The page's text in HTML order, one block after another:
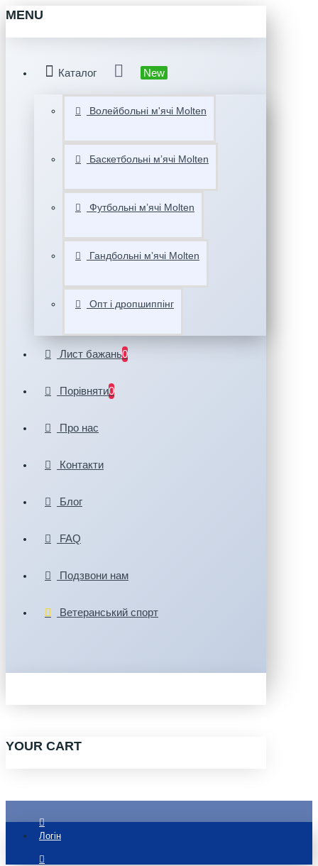
MENU
Каталог New
Волейбольні м'ячі Molten
Баскетбольні мʼячі Molten
Футбольні мʼячі Molten
Гандбольні мʼячі Molten
Опт і дропшиппінг
Лист бажань0
Порівняти0
Про нас
Контакти
Блог
FAQ
Подзвони нам
Ветеранський спорт
YOUR CART
Логін